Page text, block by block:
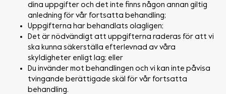
dina uppgifter och det inte finns någon annan giltig
anledning för vår fortsatta behandling;
Uppgifterna har behandlats olagligen;
Det är nödvändigt att uppgifterna raderas för att vi
ska kunna säkerställa efterlevnad av våra
skyldigheter enligt lag; eller
Du invänder mot behandlingen och vi kan inte påvisa
tvingande berättigade skäl för vår fortsatta
behandling.